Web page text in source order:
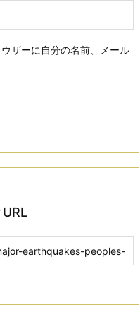
ザーに自分の名前、メール